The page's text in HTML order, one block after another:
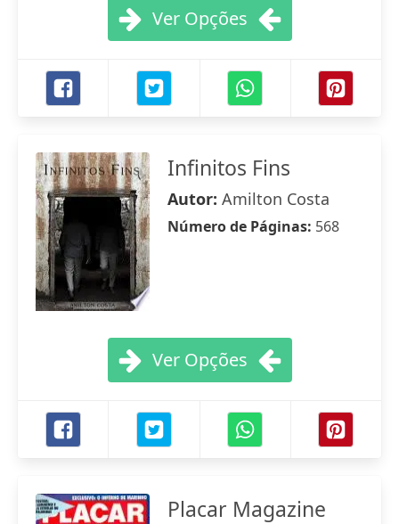
Ver Opções
Infinitos Fins
Autor: Amilton Costa
Número de Páginas: 568
Ver Opções
Placar Magazine